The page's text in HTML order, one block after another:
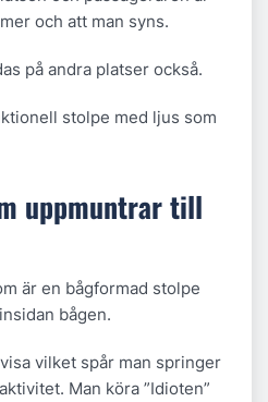
och att man syns.
på andra platser också.
stolpe med ljus som
uppmuntrar till
är en bågformad stolpe
bågen.
vilket spår man springer
Man köra ”Idioten”